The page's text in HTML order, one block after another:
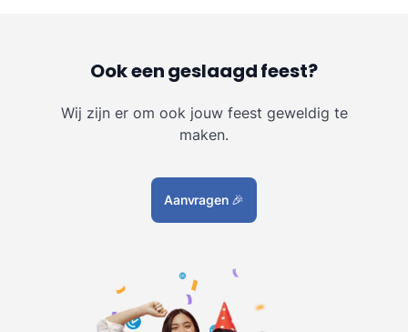
Ook een geslaagd feest?
Wij zijn er om ook jouw feest geweldig te
maken.
Aanvragen 🎉